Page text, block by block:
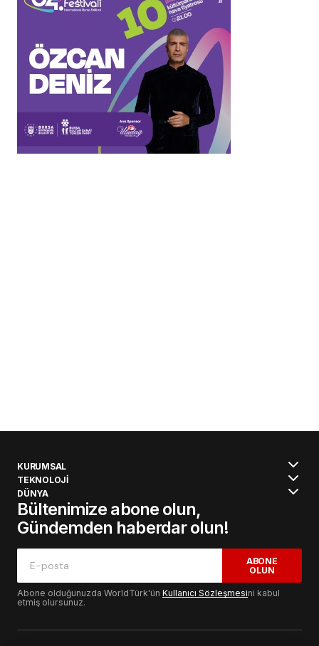
KURUMSAL
TEKNOLOJİ
DÜNYA
Bültenimize abone olun,
Gündemden haberdar olun!
ABONE
OLUN
Abone olduğunuzda WorldTürk'ün Kullanıcı Sözleşmesini kabul
etmiş olursunuz.